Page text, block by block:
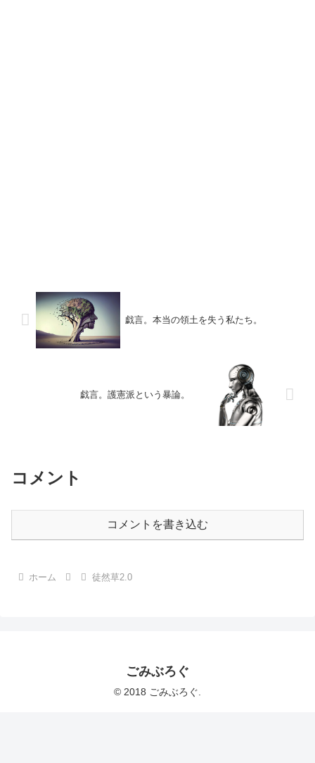
戯言。本当の領土を失う私たち。
戯言。護憲派という暴論。
コメント
コメントを書き込む
ホーム 徒然草2.0
ごみぶろぐ
© 2018 ごみぶろぐ.